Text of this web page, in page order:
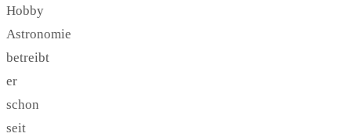
Hobby
Astronomie
betreibt
er
schon
seit